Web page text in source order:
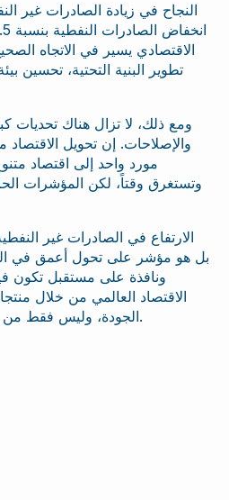
الاقتصادي يسير في الاتجاه
تطوير البنية التحتية، تحسين
ومع ذلك، لا تزال هناك تحديات
والإصلاحات. إن تحويل
مورد واحد إلى اقتصاد
وتستغرق وقتاً، لكن المؤشرات
الارتفاع في الصادرات غير
بل هو مؤشر على تحول أعمق في
ونافذة على مستقبل تكون
الاقتصاد العالمي من خلال
الجودة، وليس فقط من خلال صادرات النفط الخام.